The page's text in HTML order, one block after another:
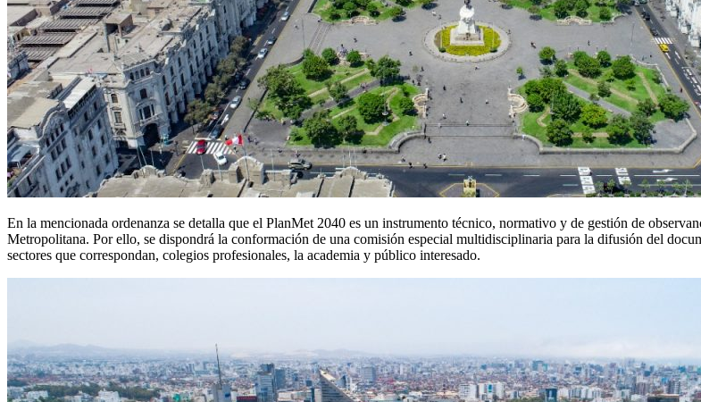
En la mencionada ordenanza se detalla que el PlanMet 2040 es un instrumento técnico, normativo y de gestión de
Metropolitana. Por ello, se dispondrá la conformación de una comisión especial multidisciplinaria para la difusión del
sectores que correspondan, colegios profesionales, la academia y público interesado.